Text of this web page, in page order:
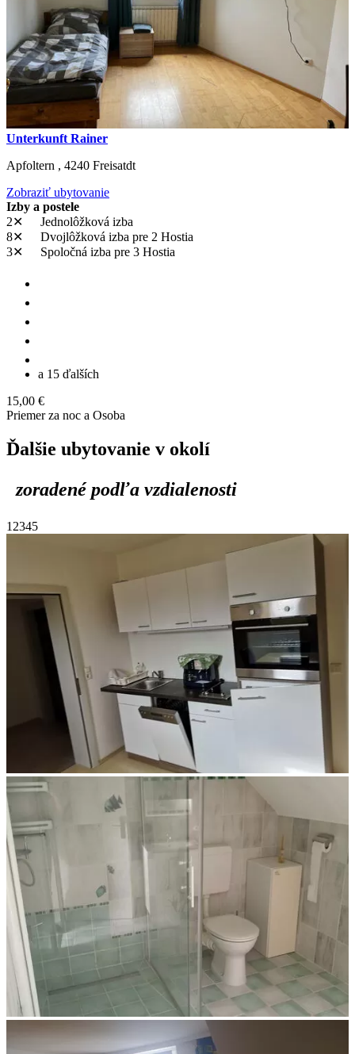
Unterkunft Rainer
Apfoltern , 4240 Freisatdt
Zobraziť ubytovanie
Izby a postele
2✕
Jednolôžková izba
8✕
Dvojlôžková izba pre 2 Hostia
3✕
Spoločná izba pre 3 Hostia
a 15 ďalších
15,00 €
Priemer za noc a Osoba
Ďalšie ubytovanie v okolí
zoradené podľa vzdialenosti
1 2345